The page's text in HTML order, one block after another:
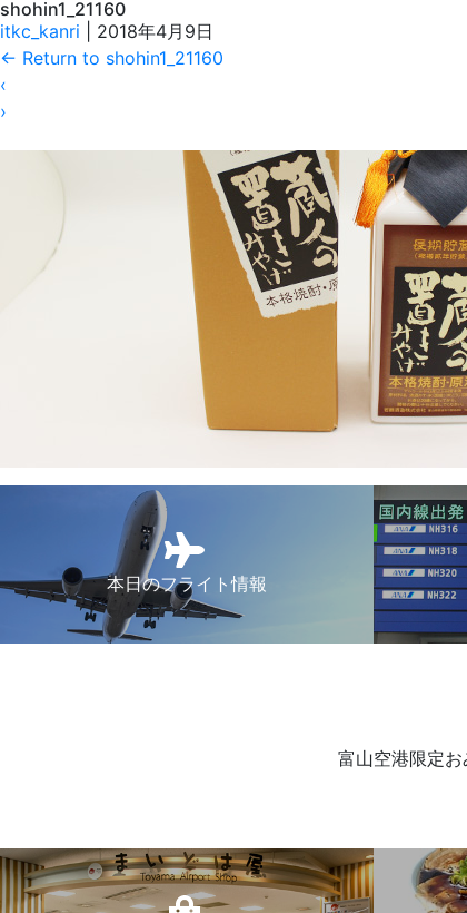
shohin1_21160
itkc_kanri
2018年4月9日
← Return to shohin1_21160
‹
›
本日のフライト情報
富山空港限定